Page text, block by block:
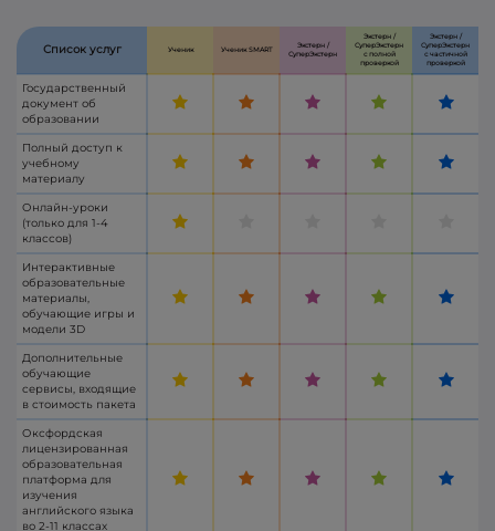
Список услуг Ученик Ученик SMART
Экстерн /
СуперЭкстерн
Экстерн /
СуперЭкстерн
с полной
проверкой
Экстерн /
СуперЭкстерн
с частичной
проверкой
Государственный
документ об
образовании
Полный доступ к
учебному
материалу
Онлайн-уроки
(только для 1-4
классов)
Интерактивные
образовательные
материалы,
обучающие игры и
модели 3D
Дополнительные
обучающие
сервисы, входящие
в стоимость пакета
Оксфордская
лицензированная
образовательная
платформа для
изучения
английского языка
во 2-11 классах